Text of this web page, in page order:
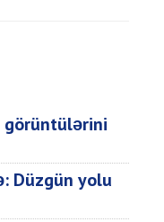
görüntülərini
Düzgün yolu